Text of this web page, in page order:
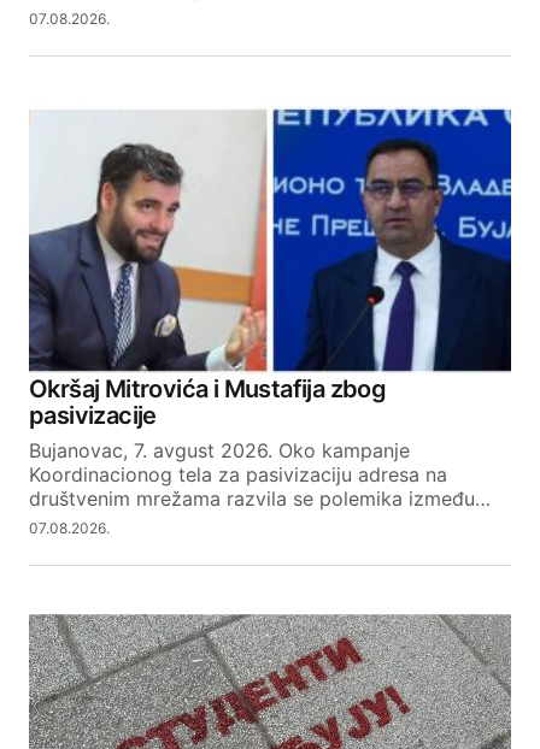
07.08.2026.
Okršaj Mitrovića i Mustafija zbog
pasivizacije
Bujanovac, 7. avgust 2026. Oko kampanje
Koordinacionog tela za pasivizaciju adresa na
društvenim mrežama razvila se polemika između…
07.08.2026.